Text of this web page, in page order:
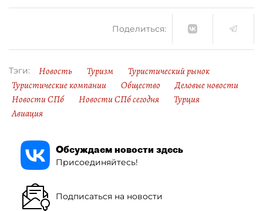
Поделиться:
Тэги: Новость Туризм
Туристический рынок
Туристические компании
Общество
Деловые новости
Новости СПб
Новости СПб сегодня
Турция
Авиация
Обсуждаем новости здесь
Присоединяйтесь!
Подписаться на новости